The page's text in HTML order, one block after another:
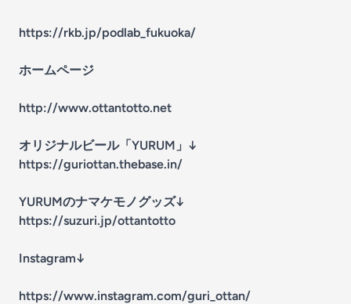
https://rkb.jp/podlab_fukuoka/
ホームページ
http://www.ottantotto.net
オリジナルビール「YURUM」↓
https://guriottan.thebase.in/
YURUMのナマケモノグッズ↓
https://suzuri.jp/ottantotto
Instagram↓
https://www.instagram.com/guri_ottan/